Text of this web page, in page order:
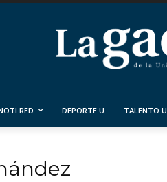
RED DEPORTE U TALENTO U